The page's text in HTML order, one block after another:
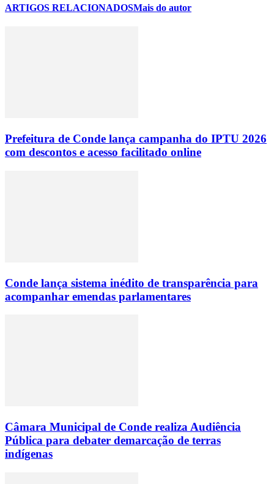
ARTIGOS RELACIONADOSMais do autor
Prefeitura de Conde lança campanha do IPTU 2026
com descontos e acesso facilitado online
Conde lança sistema inédito de transparência para
acompanhar emendas parlamentares
Câmara Municipal de Conde realiza Audiência
Pública para debater demarcação de terras
indígenas